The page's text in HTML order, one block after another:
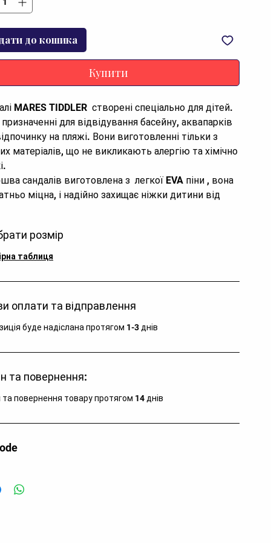
до кошика
Купити
MARES TIDDLER  створені спеціально для дітей.
для відвідування басейну, аквапарків
на пляжі. Вони виготовленні тільки з
матеріалів, що не викликають алергію та хімічно
міцна, і надійно захищає ніжки дитини від
застібки без металевих частин і липучок.
яскраві виглядають досить привабливо та
MARES TIDDLER  вам необхідні, якщо ви
пляж або аквапарк разом з дитиною.
розмір
таблиця
оплати та відправлення
буде надіслана протягом 1-3 днів
та повернення:
та повернення товару протягом 14 днів